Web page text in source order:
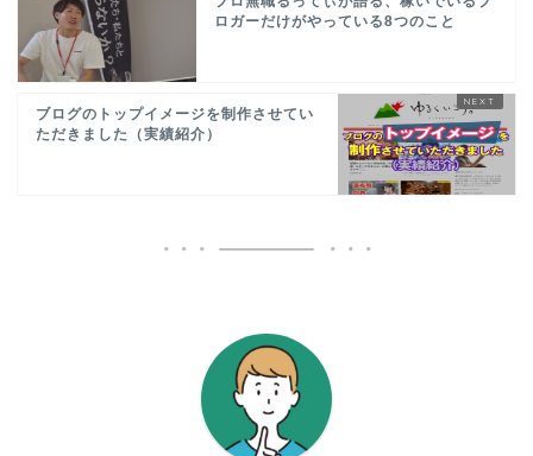
ロガーだけがやっている8つのこと
ブログのトップイメージを制作させてい
ただきました（実績紹介）